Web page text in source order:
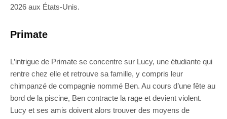
2026 aux États-Unis.
Primate
L’intrigue de Primate se concentre sur Lucy, une étudiante qui
rentre chez elle et retrouve sa famille, y compris leur
chimpanzé de compagnie nommé Ben. Au cours d’une fête au
bord de la piscine, Ben contracte la rage et devient violent.
Lucy et ses amis doivent alors trouver des moyens de